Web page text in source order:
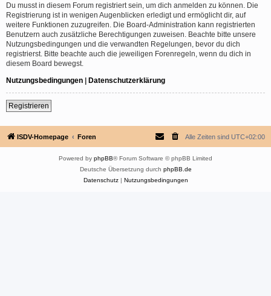
Du musst in diesem Forum registriert sein, um dich anmelden zu können. Die
Registrierung ist in wenigen Augenblicken erledigt und ermöglicht dir, auf
weitere Funktionen zuzugreifen. Die Board-Administration kann registrierten
Benutzern auch zusätzliche Berechtigungen zuweisen. Beachte bitte unsere
Nutzungsbedingungen und die verwandten Regelungen, bevor du dich
registrierst. Bitte beachte auch die jeweiligen Forenregeln, wenn du dich in
diesem Board bewegst.
Nutzungsbedingungen | Datenschutzerklärung
Registrieren
ISDV-Homepage Foren Alle Zeiten sind UTC+02:00
Powered by phpBB® Forum Software © phpBB Limited
Deutsche Übersetzung durch phpBB.de
Datenschutz| Nutzungsbedingungen